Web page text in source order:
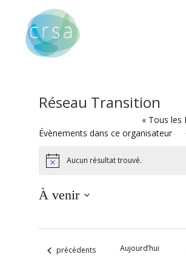
Réseau Transition
« Tous les
Évènements dans ce organisateur
NoticeAucun résultat trouvé.
À venir
Évènements
précédents Aujourd’hui